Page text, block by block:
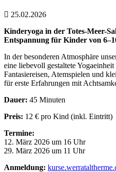
25.02.2026
Kinderyoga in der Totes-Meer-
Entspannung für Kinder von
In der besonderen Atmosphäre
eine liebevoll gestaltete
Fantasiereisen, Atemspielen und
für erste Erfahrungen mit
Dauer: 45 Minuten
Preis: 12 € pro Kind (inkl. Eintritt)
Termine:
12. März 2026 um 16 Uhr
29. März 2026 um 11 Uhr
Anmeldung: